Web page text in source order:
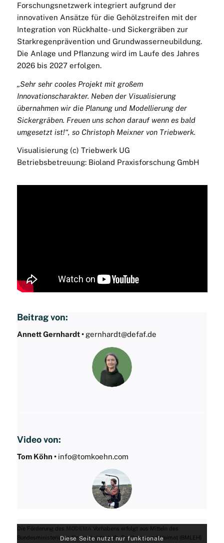
Forschungsnetzwerk integriert aufgrund der
innovativen Ansätze für die Gehölzstreifen mit der
Integration von Rückhalte- und Sickergräben zur
Starkregenprävention und Grundwasserneubildung.
Die Anlage und Pflanzung wird im Laufe des Jahres
2026 bis 2027 erfolgen.
„Sehr sehr cooles Projekt mit großem
Innovationscharakter. Neben der Visualisierung
übernahmen wir die Planung und Modellierung der
Sickergräben. Freuen uns schon darauf wenn es bald
umgesetzt ist!“, so Christoph Meixner von Triebwerk.
Visualisierung (c) Triebwerk UG
Betriebsbetreuung: Bioland Praxisforschung GmbH
Beitrag von:
Annett Gernhardt • gernhardt@defaf.de
Video von:
Tom Köhn • info@tomkoehn.com
Die Förderung des
Vorhabens erfolgt aus Mitteln des
Bundesministeriums für Landwirtschaft, Ernährung und Heimat (BMLEH)
Diese Seite nutzt nur funktionale